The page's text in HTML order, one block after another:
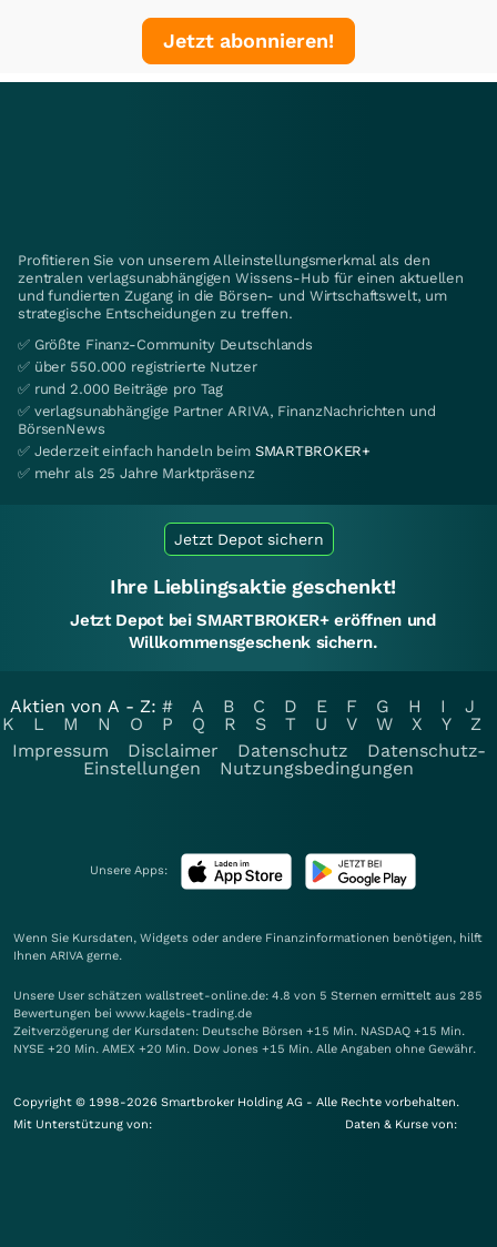
Jetzt abonnieren!
Profitieren Sie von unserem Alleinstellungsmerkmal als den
zentralen verlagsunabhängigen Wissens-Hub für einen aktuellen
und fundierten Zugang in die Börsen- und Wirtschaftswelt, um
strategische Entscheidungen zu treffen.
✅ Größte Finanz-Community Deutschlands
✅ über 550.000 registrierte Nutzer
✅ rund 2.000 Beiträge pro Tag
✅ verlagsunabhängige Partner ARIVA, FinanzNachrichten und
BörsenNews
✅ Jederzeit einfach handeln beim SMARTBROKER+
✅ mehr als 25 Jahre Marktpräsenz
Jetzt Depot sichern
Ihre Lieblingsaktie geschenkt!
Jetzt Depot bei SMARTBROKER+ eröffnen und
Willkommensgeschenk sichern.
Aktien von A - Z: # A B C D E F G H I
J
K
L M N O P Q R S T U V W X Y
Z
Impressum
Disclaimer Datenschutz
Datenschutz-
Einstellungen
Nutzungsbedingungen
Unsere Apps:
Wenn Sie Kursdaten, Widgets oder andere Finanzinformationen benötigen, hilft
Ihnen ARIVA gerne.
Unsere User schätzen wallstreet-online.de: 4.8 von 5 Sternen ermittelt aus 285
Bewertungen bei www.kagels-trading.de
Zeitverzögerung der Kursdaten: Deutsche Börsen +15 Min. NASDAQ +15 Min.
NYSE +20 Min. AMEX +20 Min. Dow Jones +15 Min. Alle Angaben ohne Gewähr.
Copyright © 1998-2026 Smartbroker Holding AG - Alle Rechte vorbehalten.
Mit Unterstützung von:
Daten & Kurse von: